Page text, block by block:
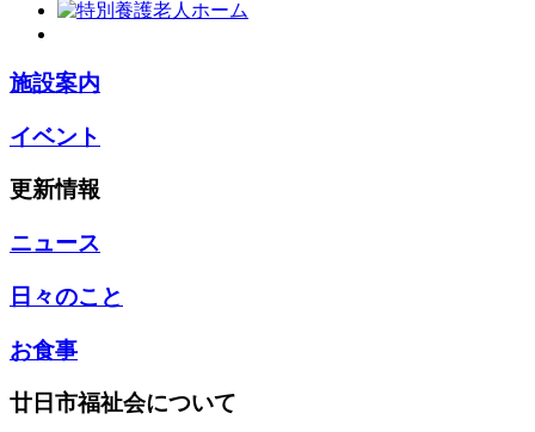
施設案内
イベント
更新情報
ニュース
日々のこと
お食事
廿日市福祉会について